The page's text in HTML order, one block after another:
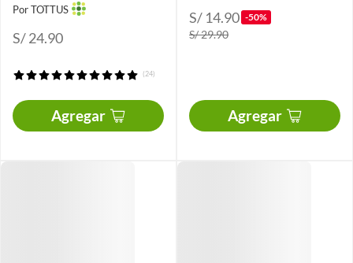
Por TOTTUS
S/ 24.90
(24)
Agregar
S/ 14.90 -50%
S/ 29.90
Agregar